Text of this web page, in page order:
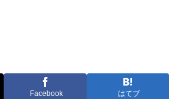
Facebook はてブ